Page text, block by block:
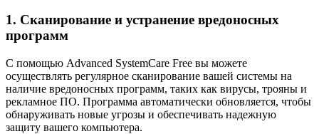
1. Сканирование и устранение вредоносных
программ
С помощью Advanced SystemCare Free вы можете
осуществлять регулярное сканирование вашей системы на
наличие вредоносных программ, таких как вирусы, трояны и
рекламное ПО. Программа автоматически обновляется, чтобы
обнаруживать новые угрозы и обеспечивать надежную
защиту вашего компьютера.